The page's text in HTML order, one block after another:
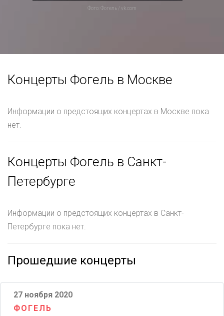
Фото: Фогель / vk.com
Концерты Фогель в Москве
Информации о предстоящих концертах в Москве пока
нет.
Концерты Фогель в Санкт-
Петербурге
Информации о предстоящих концертах в Санкт-
Петербурге пока нет.
Прошедшие концерты
27 ноября 2020
ФОГЕЛЬ